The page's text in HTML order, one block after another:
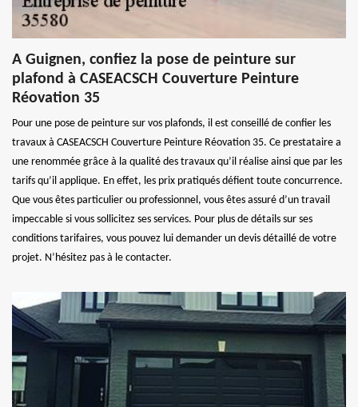
A Guignen, confiez la pose de peinture sur
plafond à CASEACSCH Couverture Peinture
Réovation 35
Pour une pose de peinture sur vos plafonds, il est conseillé de confier les
travaux à CASEACSCH Couverture Peinture Réovation 35. Ce prestataire a
une renommée grâce à la qualité des travaux qu’il réalise ainsi que par les
tarifs qu’il applique. En effet, les prix pratiqués défient toute concurrence.
Que vous êtes particulier ou professionnel, vous êtes assuré d’un travail
impeccable si vous sollicitez ses services. Pour plus de détails sur ses
conditions tarifaires, vous pouvez lui demander un devis détaillé de votre
projet. N’hésitez pas à le contacter.